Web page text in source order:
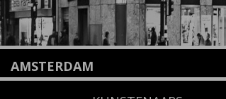
AMSTERDAM